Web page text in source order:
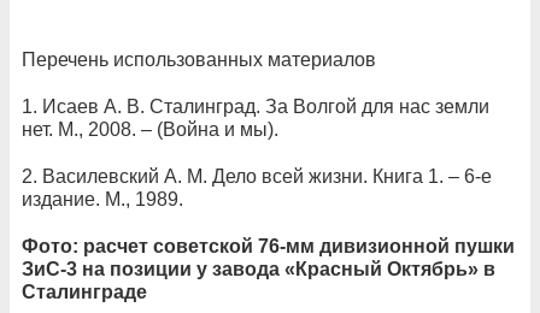
Перечень использованных материалов
1. Исаев А. В. Сталинград. За Волгой для нас земли
нет. М., 2008. – (Война и мы).
2. Василевский А. М. Дело всей жизни. Книга 1. – 6-е
издание. М., 1989.
Фото: расчет советской 76-мм дивизионной пушки
ЗиС-3 на позиции у завода «Красный Октябрь» в
Сталинграде